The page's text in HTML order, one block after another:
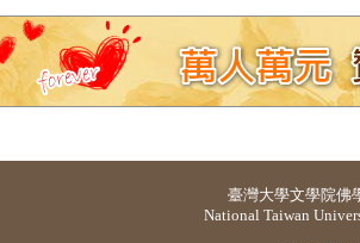
臺灣大學文學院佛
National Taiwan